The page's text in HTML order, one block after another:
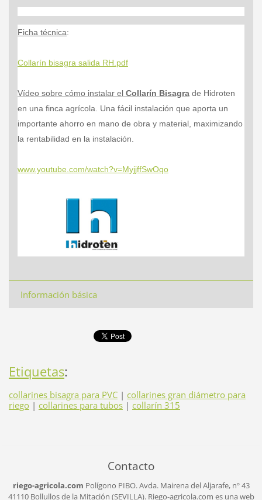
Ficha técnica:
Collarín bisagra salida RH.pdf
Vídeo sobre cómo instalar el Collarín Bisagrade Hidroten
en una finca agrícola. Una fácil instalación que aporta un
importante ahorro en mano de obra y material, maximizando
la rentabilidad en la instalación.
www.youtube.com/watch?v=MyjjffSwOqo
Información básica
Etiquetas:
collarines bisagra para PVC | collarines gran diámetro para
riego | collarines para tubos | collarín 315
Contacto
riego-agricola.com Polígono PIBO.Avda. Mairena del Aljarafe, nº 43
41110 Bollullos de la Mitación (SEVILLA). Riego-agricola.com es una web